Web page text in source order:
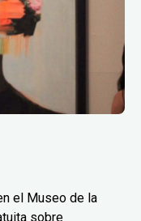
el Museo de la
sobre